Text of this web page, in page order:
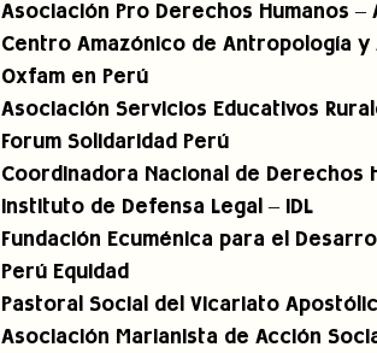
Asociación Pro Derechos Humanos –
Centro Amazónico de Antropología y
Oxfam en Perú
Asociación Servicios Educativos
Forum Solidaridad Perú
Coordinadora Nacional de Derechos
Instituto de Defensa Legal – IDL
Fundación Ecuménica para el
Perú Equidad
Pastoral Social del Vicariato
Asociación Marianista de Acción